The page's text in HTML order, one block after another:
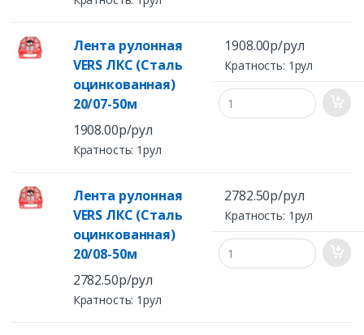
Лента рулонная
VERS ЛКС (Сталь
оцинкованная)
20/07-50м
1908.00р/рул
Кратность: 1рул
1908.00р/рул
Кратность: 1рул
Лента рулонная
VERS ЛКС (Сталь
оцинкованная)
20/08-50м
2782.50р/рул
Кратность: 1рул
2782.50р/рул
Кратность: 1рул